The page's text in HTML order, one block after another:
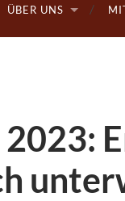
ÜBER UNS
2023: